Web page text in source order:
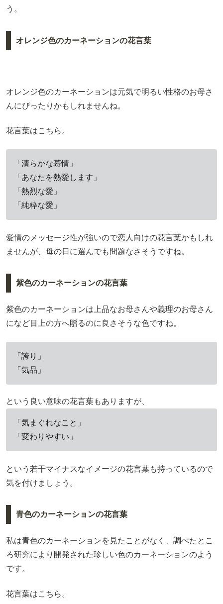
う。
オレンジ色のカーネーションの花言葉
オレンジ色のカーネーションは元気で明るい性格のお母さ
んにぴったりかもしれませんね。
花言葉はこちら。
「清らかな慕情」
「あなたを熱愛します」
「熱烈な愛」
「純粋な愛」
愛情のメッセージ性が強いので恋人向けの花言葉かもしれ
ませんが、母の日に選んでも問題なさそうですね。
紫色のカーネーションの花言葉
紫色のカーネーションは上品なお母さんや義理のお母さん
になど目上の方へ贈るのに良さそうな色ですね。
「誇り」
「気品」
という良い意味の花言葉もありますが、
「気まぐれなこと」
「変わりやすい」
という若干マイナスなイメージの花言葉も持っているので
気を付けましょう。
青色のカーネーションの花言葉
私は青色のカーネーションを見たことがなく、調べたとこ
ろ研究により開発された珍しい色のカーネーションのよう
です。
花言葉はこちら。